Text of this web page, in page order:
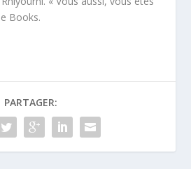
Books.
PARTAGER: